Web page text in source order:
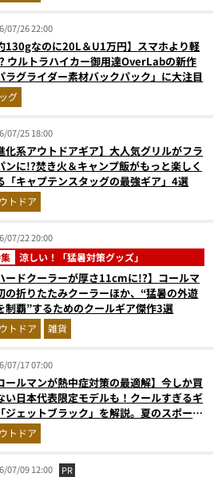
07/26 22:00
130gなのに20L＆U1万円】スマホより軽
ウルトラハイカー御用達OverLabの新作
ラグライダー素材バックパック」に大注目
グ
07/25 18:00
化系アウトドアギア】大人気グリルがフラ
ンに!?焚き火＆キャンプ飯がもっと楽しく
「キャプテンスタッグの最強ギア」4選
トドア
07/22 20:00
涼しい！「猛暑対策グッズ」
ードクーラーが厚さ11cmに!?】コールマ
の折りたたみクーラーほか、“猛暑の外遊
制覇”するためのクールギア傑作3選
トドア 雑貨
07/17 07:00
ールマンが熱中症対策の最適解】今しか買
い日本代表限定モデルも！クールすぎるギ
ジェットブラック」を解説。夏のスポーツ
＆レジャーの強い味方
トドア
07/09 12:00 PR